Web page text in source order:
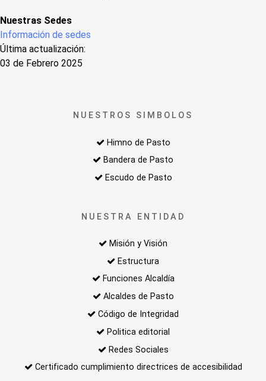
Nuestras Sedes
Información de sedes
Última actualización:
03 de Febrero 2025
NUESTROS SIMBOLOS
Himno de Pasto
Bandera de Pasto
Escudo de Pasto
NUESTRA ENTIDAD
Misión y Visión
Estructura
Funciones Alcaldía
Alcaldes de Pasto
Código de Integridad
Politica editorial
Redes Sociales
Certificado cumplimiento directrices de accesibilidad